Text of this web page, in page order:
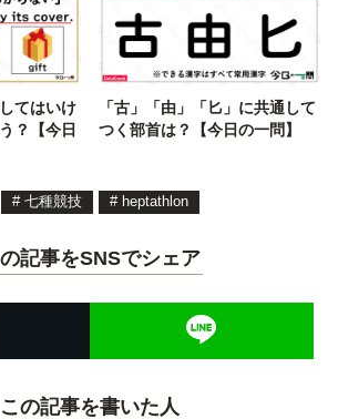
てはいけ
？【今日
「古」「由」「匕」に共通して
つく部首は？【今日の一問】
# 七種競技 # heptathlon
記事をSNSでシェア
この記事を書いた人